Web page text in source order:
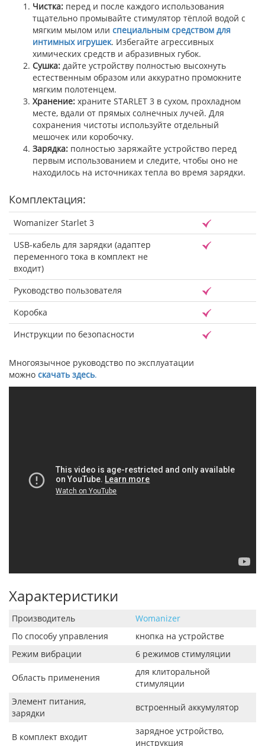
Чистка: перед и после каждого использования
тщательно промывайте стимулятор тёплой водой с
мягким мылом или специальным средством для
интимных игрушек. Избегайте агрессивных
химических средств и абразивных губок.
Сушка: дайте устройству полностью высохнуть
естественным образом или аккуратно промокните
мягким полотенцем.
Хранение: храните STARLET 3 в сухом, прохладном
месте, вдали от прямых солнечных лучей. Для
сохранения чистоты используйте отдельный
мешочек или коробочку.
Зарядка: полностью заряжайте устройство перед
первым использованием и следите, чтобы оно не
находилось на источниках тепла во время зарядки.
Комплектация:
Womanizer Starlet 3
USB-кабель для зарядки (адаптер
переменного тока в комплект не
входит)
Руководство пользователя
Коробка
Инструкции по безопасности
Многоязычное руководство по эксплуатации
можно скачать здесь.
Характеристики
Производитель
Womanizer
По способу управления
кнопка на устройстве
Режим вибрации
6 режимов стимуляции
Область применения
для клиторальной
стимуляции
Элемент питания,
зарядки
встроенный аккумулятор
В комплект входит
зарядное устройство,
инструкция